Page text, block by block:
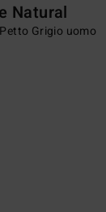
Natural
Grigio uomo